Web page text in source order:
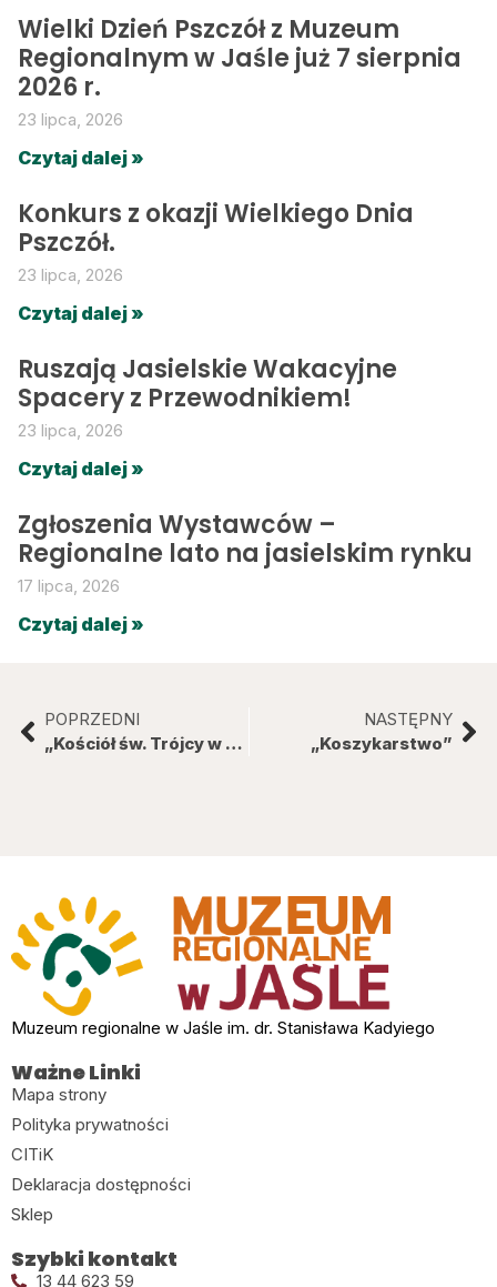
Wielki Dzień Pszczół z Muzeum
Regionalnym w Jaśle już 7 sierpnia
2026 r.
23 lipca, 2026
Czytaj dalej »
Konkurs z okazji Wielkiego Dnia
Pszczół.
23 lipca, 2026
Czytaj dalej »
Ruszają Jasielskie Wakacyjne
Spacery z Przewodnikiem!
23 lipca, 2026
Czytaj dalej »
Zgłoszenia Wystawców –
Regionalne lato na jasielskim rynku
17 lipca, 2026
Czytaj dalej »
POPRZEDNI
„Kościół św. Trójcy w Krakowie.”
NASTĘPNY
„Koszykarstwo”
Muzeum regionalne w Jaśle im. dr. Stanisława Kadyiego
Ważne Linki
Mapa strony
Polityka prywatności
CITiK
Deklaracja dostępności
Sklep
Szybki kontakt
13 44 623 59